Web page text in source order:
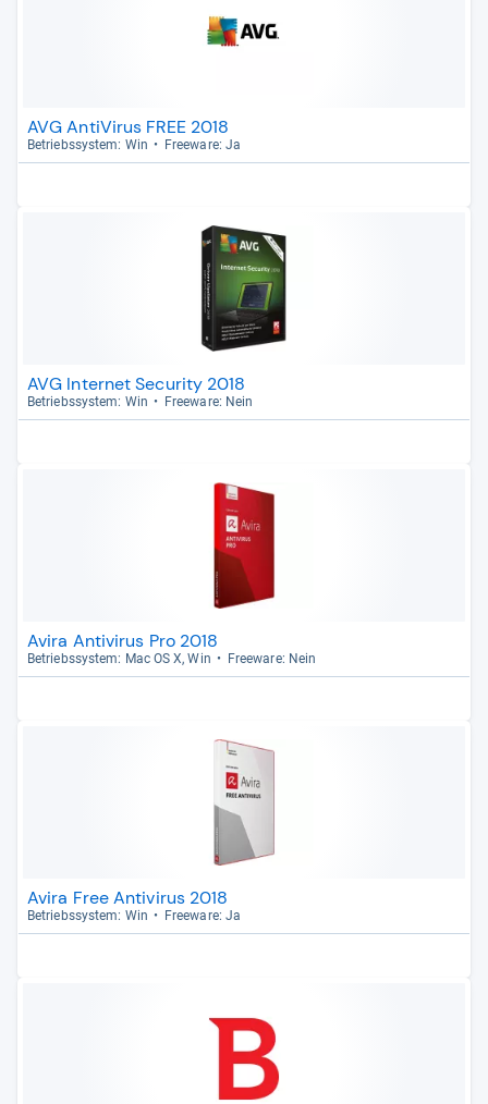
AVG AntiVirus FREE 2018
Betriebs­sys­tem: Win Free­ware: Ja
AVG Internet Security 2018
Betriebs­sys­tem: Win Free­ware: Nein
Avira Antivirus Pro 2018
Betriebs­sys­tem: Mac OS X, Win Free­ware: Nein
Avira Free Antivirus 2018
Betriebs­sys­tem: Win Free­ware: Ja